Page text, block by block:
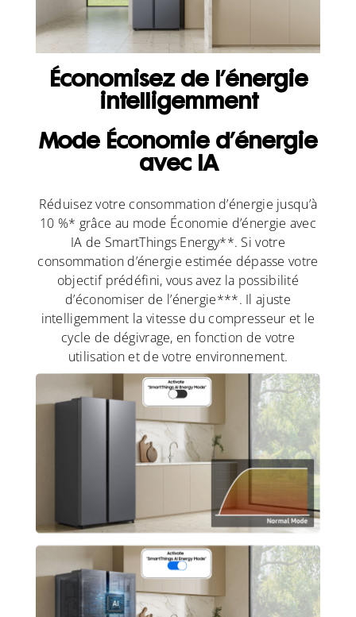
Économisez de l’énergie
intelligemment
Mode Économie d’énergie
avec IA
Réduisez votre consommation d’énergie jusqu’à
10 %* grâce au mode Économie d’énergie avec
IA de SmartThings Energy**. Si votre
consommation d’énergie estimée dépasse votre
objectif prédéfini, vous avez la possibilité
d’économiser de l’énergie***. Il ajuste
intelligemment la vitesse du compresseur et le
cycle de dégivrage, en fonction de votre
utilisation et de votre environnement.